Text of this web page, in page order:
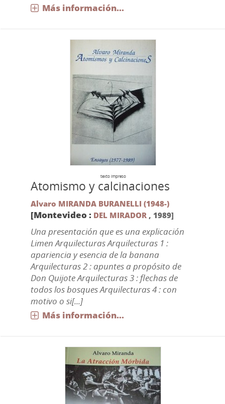
Más información...
texto impreso
Atomismo y calcinaciones
Alvaro MIRANDA BURANELLI (1948-)
[Montevideo : DEL MIRADOR, 1989]
Una presentación que es una explicación
Limen Arquilecturas Arquilecturas 1 :
apariencia y esencia de la banana
Arquilecturas 2 : apuntes a propósito de
Don Quijote Arquilecturas 3 : flechas de
todos los bosques Arquilecturas 4 : con
motivo o si[...]
Más información...